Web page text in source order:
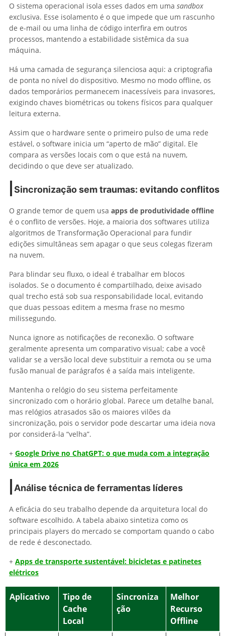
O sistema operacional isola esses dados em uma sandbox
exclusiva. Esse isolamento é o que impede que um rascunho
de e-mail ou uma linha de código interfira em outros
processos, mantendo a estabilidade sistêmica da sua
máquina.
Há uma camada de segurança silenciosa aqui: a criptografia
de ponta no nível do dispositivo. Mesmo no modo offline, os
dados temporários permanecem inacessíveis para invasores,
exigindo chaves biométricas ou tokens físicos para qualquer
leitura externa.
Assim que o hardware sente o primeiro pulso de uma rede
estável, o software inicia um “aperto de mão” digital. Ele
compara as versões locais com o que está na nuvem,
decidindo o que deve ser atualizado.
Sincronização sem traumas: evitando conflitos
O grande temor de quem usa apps de produtividade offline
é o conflito de versões. Hoje, a maioria dos softwares utiliza
algoritmos de Transformação Operacional para fundir
edições simultâneas sem apagar o que seus colegas fizeram
na nuvem.
Para blindar seu fluxo, o ideal é trabalhar em blocos
isolados. Se o documento é compartilhado, deixe avisado
qual trecho está sob sua responsabilidade local, evitando
que duas pessoas editem a mesma frase no mesmo
milissegundo.
Nunca ignore as notificações de reconexão. O software
geralmente apresenta um comparativo visual; cabe a você
validar se a versão local deve substituir a remota ou se uma
fusão manual de parágrafos é a saída mais inteligente.
Mantenha o relógio do seu sistema perfeitamente
sincronizado com o horário global. Parece um detalhe banal,
mas relógios atrasados são os maiores vilões da
sincronização, pois o servidor pode descartar uma ideia nova
por considerá-la “velha”.
+ Google Drive no ChatGPT: o que muda com a integração
única em 2026
Análise técnica de ferramentas líderes
A eficácia do seu trabalho depende da arquitetura local do
software escolhido. A tabela abaixo sintetiza como os
principais players do mercado se comportam quando o cabo
de rede é desconectado.
+ Apps de transporte sustentável: bicicletas e patinetes
elétricos
Aplicativo
Tipo de
Cache
Local
Sincroniza
ção
Melhor
Recurso
Offline